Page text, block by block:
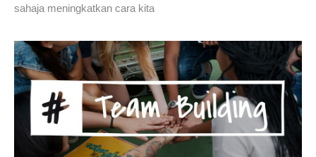
sahaja meningkatkan cara kita